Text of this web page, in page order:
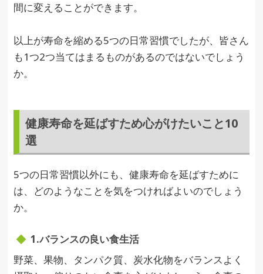
間に変えることができます。
以上が寿命を縮める5つの日常習慣でしたが、皆さん
も1つ2つ当てはまるものがあるのではないでしょう
か。
健康寿命を延ばすため心がけたいこと10
選
5つの日常習慣以外にも、健康寿命を延ばすために
は、どのようなことを気をつければよいのでしょう
か。
1.バランスの良い食生活
野菜、果物、タンパク質、炭水化物をバランスよく